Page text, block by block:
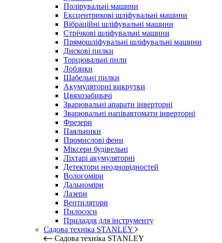
Полірувальні машини
Ексцентрикові шліфувальні машини
Вібраційні шліфувальні машини
Стрічкові шліфувальні машини
Прямошліфувальні шліфувальні машини
Дискові пилки
Торцювальні пили
Лобзики
Шабельні пилки
Акумуляторні викрутки
Цвяхозабивачі
Зварювальні апарати інверторні
Зварювальні напівавтомати інверторні
Фрезери
Паяльники
Промислові фени
Міксери будівельні
Ліхтарі акумуляторні
Детектори неоднорідностей
Вологоміри
Дальноміри
Лазери
Вентилятори
Пилососи
Приладдя для інструменту
Садова техніка STANLEY
Садова техніка STANLEY